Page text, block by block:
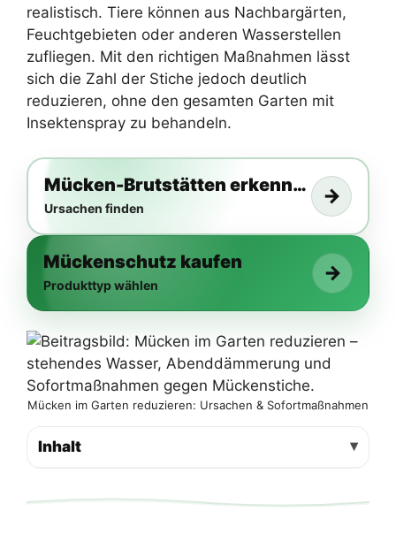
realistisch. Tiere können aus Nachbargärten,
Feuchtgebieten oder anderen Wasserstellen
zufliegen. Mit den richtigen Maßnahmen lässt
sich die Zahl der Stiche jedoch deutlich
reduzieren, ohne den gesamten Garten mit
Insektenspray zu behandeln.
Mücken-Brutstätten erkennen
Ursachen finden
→
Mückenschutz kaufen
Produkttyp wählen
→
Mücken im Garten reduzieren: Ursachen & Sofortmaßnahmen
Inhalt